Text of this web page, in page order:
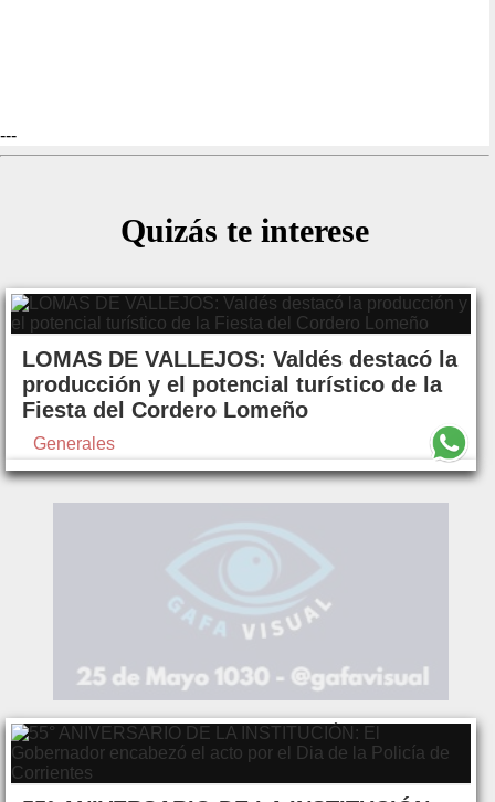
---
Quizás te interese
LOMAS DE VALLEJOS: Valdés destacó la
producción y el potencial turístico de la
Fiesta del Cordero Lomeño
Generales